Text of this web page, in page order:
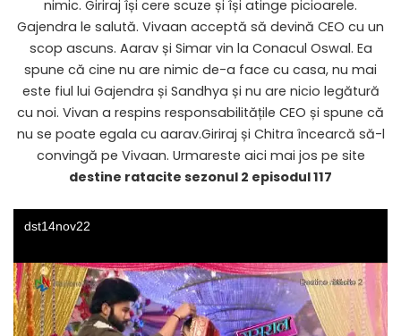
nimic. Giriraj își cere scuze și își atinge picioarele.
Gajendra le salută. Vivaan acceptă să devină CEO cu un
scop ascuns. Aarav și Simar vin la Conacul Oswal. Ea
spune că cine nu are nimic de-a face cu casa, nu mai
este fiul lui Gajendra și Sandhya și nu are nicio legătură
cu noi. Vivan a respins responsabilitățile CEO și spune că
nu se poate egala cu aarav.Giriraj și Chitra încearcă să-l
convingă pe Vivaan. Urmareste aici mai jos pe site
destine ratacite sezonul 2 episodul 117